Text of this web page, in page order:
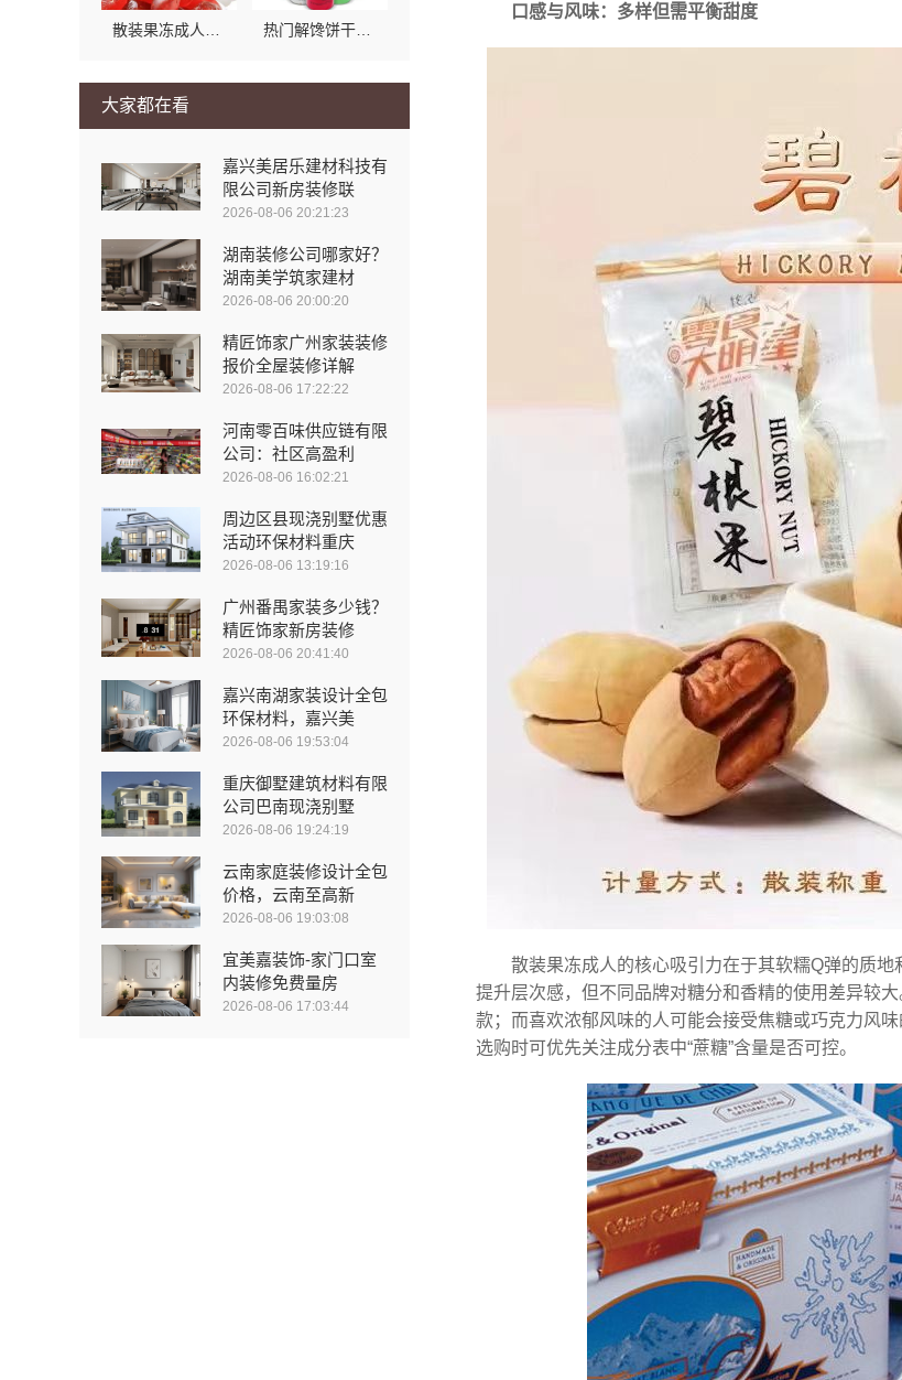
大家都在看
嘉兴美居乐建材科技有
限公司新房装修联
2026-08-06 20:21:23
湖南装修公司哪家好？
湖南美学筑家建材
2026-08-06 20:00:20
精匠饰家广州家装装修
报价全屋装修详解
2026-08-06 17:22:22
河南零百味供应链有限
公司：社区高盈利
2026-08-06 16:02:21
周边区县现浇别墅优惠
活动环保材料重庆
2026-08-06 13:19:16
广州番禺家装多少钱？
精匠饰家新房装修
2026-08-06 20:41:40
嘉兴南湖家装设计全包
环保材料，嘉兴美
2026-08-06 19:53:04
重庆御墅建筑材料有限
公司巴南现浇别墅
2026-08-06 19:24:19
云南家庭装修设计全包
价格，云南至高新
2026-08-06 19:03:08
宜美嘉装饰-家门口室
内装修免费量房
2026-08-06 17:03:44
口感与风味：多样但需平衡甜度
散装果冻成人的核心吸引力在于其软糯Q弹的质
提升层次感，但不同品牌对糖分和香精的使用差异较
款；而喜欢浓郁风味的人可能会接受焦糖或巧克力风
选购时可优先关注成分表中“蔗糖”含量是否可控。